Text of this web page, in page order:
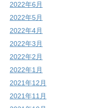
2022年6月
2022年5月
2022年4月
2022年3月
2022年2月
2022年1月
2021年12月
2021年11月